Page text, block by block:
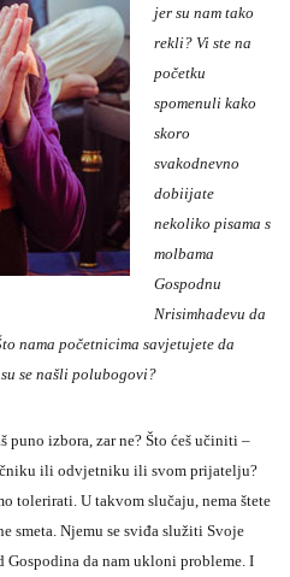
jer su nam tako
rekli? Vi ste na
početku
spomenuli kako
skoro
svakodnevno
dobiijate
nekoliko pisama s
molbama
Gospodnu
Nrisimhadevu da
nama početnicima savjetujete da
se našli polubogovi?
puno izbora, zar ne? Što ćeš učiniti –
ili odvjetniku ili svom prijatelju?
tolerirati. U takvom slučaju, nema štete
smeta. Njemu se sviđa služiti Svoje
da nam ukloni probleme. I